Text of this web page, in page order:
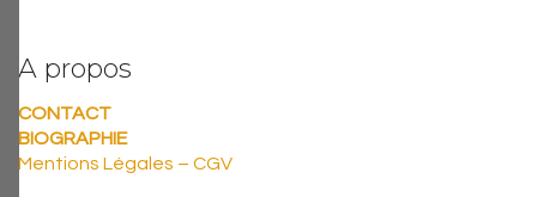
A propos
CONTACT
BIOGRAPHIE
Mentions Légales – CGV